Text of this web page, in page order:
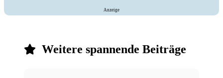
Anzeige
Weitere spannende Beiträge